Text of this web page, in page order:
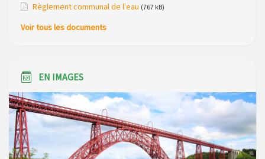
Règlement communal de l'eau (767 kB)
Voir tous les documents
EN IMAGES